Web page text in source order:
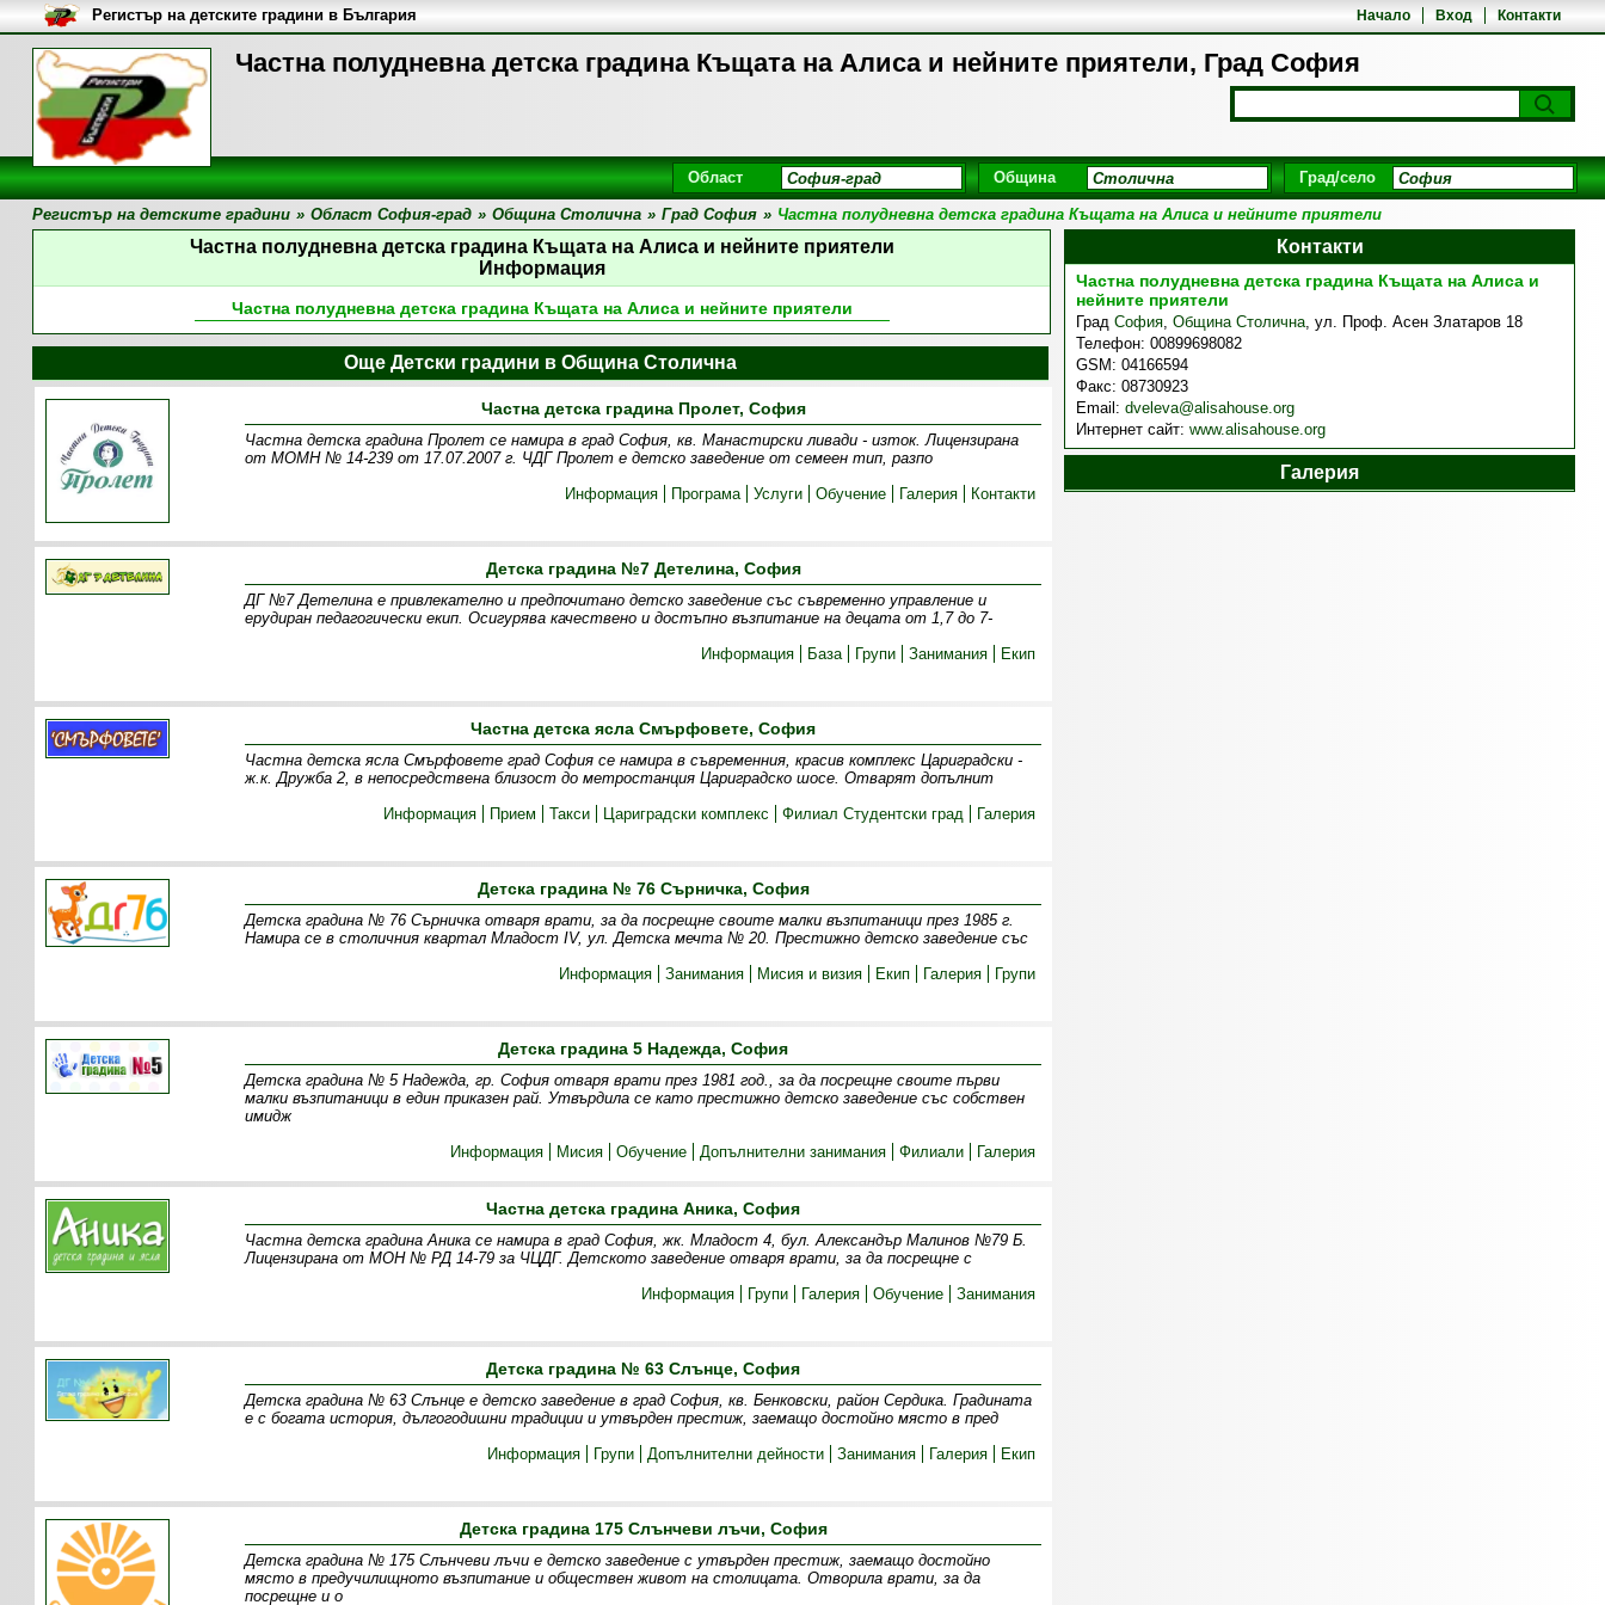
Частна полудневна детска градина Къщата на Алиса и нейните приятели, Град София
Начало Вход Контакти
Регистър на детските градини в България
Област Община Град/село
Регистър на детските градини » Област София-град » Община Столична » Град София » Частна полудневна детска градина Къщата на Алиса и нейните приятели
Частна полудневна детска градина Къщата на Алиса и нейните приятели
Информация
Частна полудневна детска градина Къщата на Алиса и нейните приятели
Контакти
Частна полудневна детска градина Къщата на Алиса и
нейните приятели
Град София, Община Столична, ул. Проф. Асен Златаров 18
Телефон: 00899698082
GSM: 04166594
Факс: 08730923
Email: dveleva@alisahouse.org
Интернет сайт: www.alisahouse.org
Галерия
Още Детски градини в Община Столична
Частна детска градина Пролет, София
Частна детска градина Пролет се намира в град София, кв. Манастирски ливади - изток. Лицензирана
от МОМН № 14-239 от 17.07.2007 г. ЧДГ Пролет е детско заведение от семеен тип, разпо
Информация
Програма Услуги Обучение Галерия Контакти
Детска градина №7 Детелина, София
ДГ №7 Детелина е привлекателно и предпочитано детско заведение със съвременно управление и
ерудиран педагогически екип. Осигурява качествено и достъпно възпитание на децата от 1,7 до 7-
Информация
База Групи Занимания Екип
Частна детска ясла Смърфовете, София
Частна детска ясла Смърфовете град София се намира в съвременния, красив комплекс Цариградски -
ж.к. Дружба 2, в непосредствена близост до метростанция Цариградско шосе. Отварят допълнит
Информация
Прием Такси Цариградски комплекс Филиал Студентски град Галерия
Детска градина № 76 Сърничка, София
Детска градина № 76 Сърничка отваря врати, за да посрещне своите малки възпитаници през 1985 г.
Намира се в столичния квартал Младост IV, ул. Детска мечта № 20. Престижно детско заведение със
Информация
Занимания Мисия и визия Екип Галерия Групи
Детска градина 5 Надежда, София
Детска градина № 5 Надежда, гр. София отваря врати през 1981 год., за да посрещне своите първи
малки възпитаници в един приказен рай. Утвърдила се като престижно детско заведение със собствен
имидж
Информация
Мисия Обучение Допълнителни занимания Филиали Галерия
Частна детска градина Аника, София
Частна детска градина Аника се намира в град София, жк. Младост 4, бул. Александър Малинов №79 Б.
Лицензирана от МОН № РД 14-79 за ЧЦДГ. Детското заведение отваря врати, за да посрещне с
Информация
Групи Галерия Обучение Занимания
Детска градина № 63 Слънце, София
Детска градина № 63 Слънце е детско заведение в град София, кв. Бенковски, район Сердика. Градината
е с богата история, дългогодишни традиции и утвърден престиж, заемащо достойно място в пред
Информация
Групи Допълнителни дейности Занимания Галерия Екип
Детска градина 175 Слънчеви лъчи, София
Детска градина № 175 Слънчеви лъчи e детско заведение с утвърден престиж, заемащо достойно
място в предучилищното възпитание и обществен живот на столицата. Отворила врати, за да
посрещне и о